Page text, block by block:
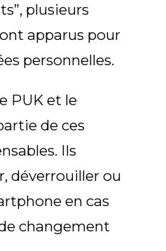
plusieurs
apparus pour
personnelles.
PUK et le
de ces
Ils
déverrouiller ou
en cas
changement